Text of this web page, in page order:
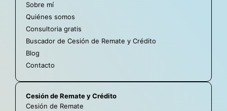
Sobre mí
Quiénes somos
Consultoria gratis
Buscador de Cesión de Remate y Crédito
Blog
Contacto
Cesión de Remate y Crédito
Cesión de Remate